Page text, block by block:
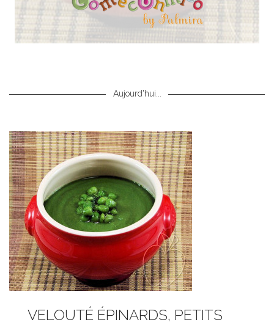
Aujourd'hui...
VELOUTÉ ÉPINARDS, PETITS